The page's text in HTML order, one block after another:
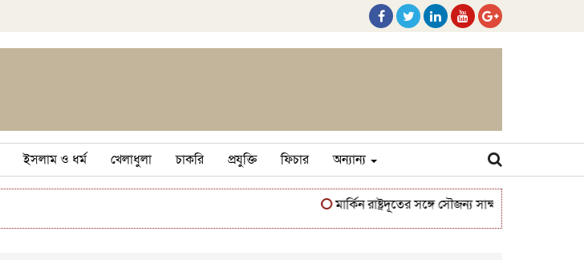
ইসলাম ও ধর্ম খেলাধুলা চাকরি প্রযুক্তি ফিচার অন্যান্য
মার্কিন রাষ্ট্রদূতের সঙ্গে সৌজন্য সাক্ষাৎ করলেন মেজর